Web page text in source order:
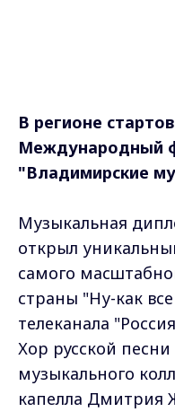
В регионе
Международный
"Владимирские
Музыкальная
открыл
самого
страны "Ну-как
телеканала
Хор русской песни
музыкального
капелла Дмитрия